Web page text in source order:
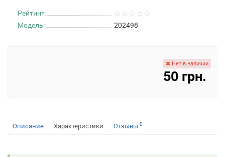
Рейтинг:
Модель:
202498
Нет в наличии
50 грн.
Описание Характеристики Отзывы 0